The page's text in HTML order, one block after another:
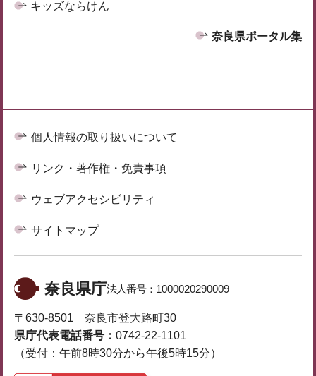
キッズならけん
奈良県ポータル集
個人情報の取り扱いについて
リンク・著作権・免責事項
ウェブアクセシビリティ
サイトマップ
奈良県庁法人番号： 1000020290009
〒630-8501 奈良市登大路町30
県庁代表電話番号： 0742-22-1101
（受付：午前8時30分から午後5時15分）